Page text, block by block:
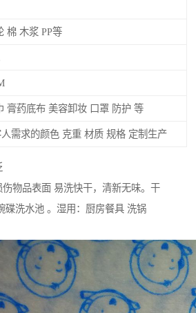
棉 木浆 PP等
膏药底布 美容卸妆 口罩 防护 等
人需求的颜色 克重 材质 规格 定制生产
物品表面 易洗快干，清新无味。干
碟洗水池 。湿用：厨房餐具 洗锅